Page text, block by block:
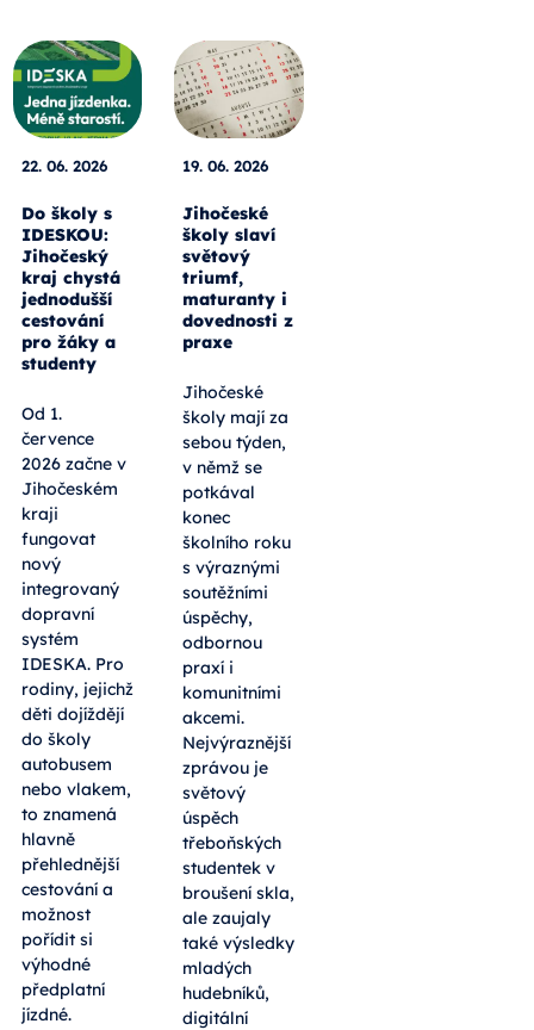
22. 06. 2026
Do školy s
IDESKOU:
Jihočeský
kraj chystá
jednodušší
cestování
pro žáky a
studenty
Od 1.
července
2026 začne v
Jihočeském
kraji
fungovat
nový
integrovaný
dopravní
systém
IDESKA. Pro
rodiny, jejichž
děti dojíždějí
do školy
autobusem
nebo vlakem,
to znamená
hlavně
přehlednější
cestování a
možnost
pořídit si
výhodné
předplatní
jízdné.
19. 06. 2026
Jihočeské
školy slaví
světový
triumf,
maturanty i
dovednosti z
praxe
Jihočeské
školy mají za
sebou týden,
v němž se
potkával
konec
školního roku
s výraznými
soutěžními
úspěchy,
odbornou
praxí i
komunitními
akcemi.
Nejvýraznější
zprávou je
světový
úspěch
třeboňských
studentek v
broušení skla,
ale zaujaly
také výsledky
mladých
hudebníků,
digitální